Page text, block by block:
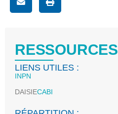
RESSOURCES
LIENS UTILES :
INPN
DAISIECABI